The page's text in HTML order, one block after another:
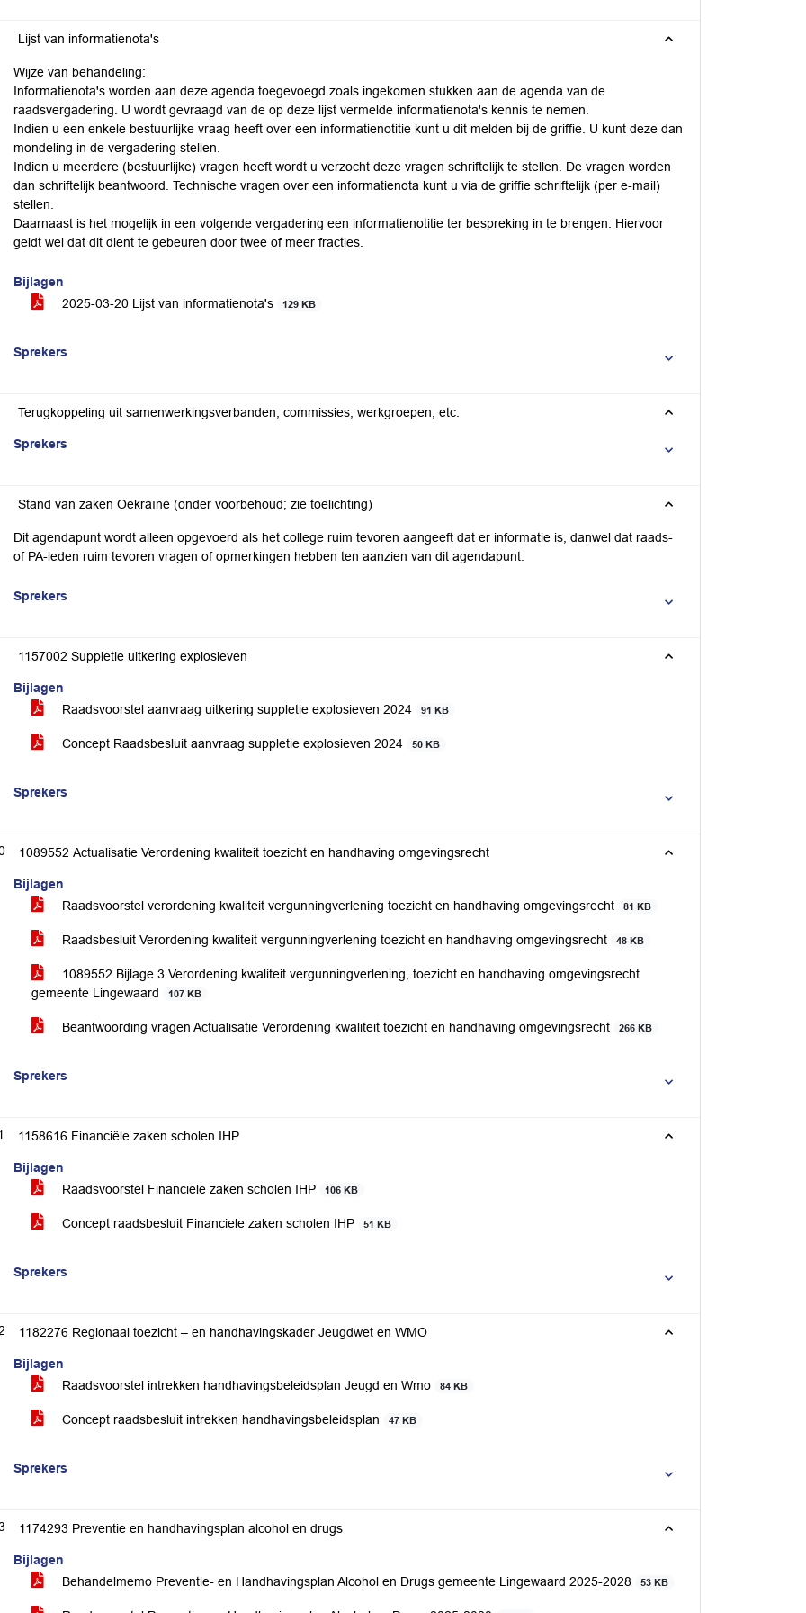
Lijst van informatienota's
Wijze van behandeling:
Informatienota's worden aan deze agenda toegevoegd zoals ingekomen stukken aan de agenda van de
raadsvergadering. U wordt gevraagd van de op deze lijst vermelde informatienota's kennis te nemen.
Indien u een enkele bestuurlijke vraag heeft over een informatienotitie kunt u dit melden bij de griffie. U kunt deze dan
mondeling in de vergadering stellen.
Indien u meerdere (bestuurlijke) vragen heeft wordt u verzocht deze vragen schriftelijk te stellen. De vragen worden
dan schriftelijk beantwoord. Technische vragen over een informatienota kunt u via de griffie schriftelijk (per e-mail)
stellen.
Daarnaast is het mogelijk in een volgende vergadering een informatienotitie ter bespreking in te brengen. Hiervoor
geldt wel dat dit dient te gebeuren door twee of meer fracties.
Bijlagen
2025-03-20 Lijst van informatienota's
129 KB
Sprekers
Terugkoppeling uit samenwerkingsverbanden, commissies, werkgroepen, etc.
Sprekers
Stand van zaken Oekraïne (onder voorbehoud; zie toelichting)
Dit agendapunt wordt alleen opgevoerd als het college ruim tevoren aangeeft dat er informatie is, danwel dat raads-
of PA-leden ruim tevoren vragen of opmerkingen hebben ten aanzien van dit agendapunt.
Sprekers
1157002 Suppletie uitkering explosieven
Bijlagen
Raadsvoorstel aanvraag uitkering suppletie explosieven 2024
91 KB
Concept Raadsbesluit aanvraag suppletie explosieven 2024 50 KB
Sprekers
1089552 Actualisatie Verordening kwaliteit toezicht en handhaving omgevingsrecht
Bijlagen
Raadsvoorstel verordening kwaliteit vergunningverlening toezicht en handhaving omgevingsrecht
81 KB
Raadsbesluit Verordening kwaliteit vergunningverlening toezicht en handhaving omgevingsrecht 48 KB
1089552 Bijlage 3 Verordening kwaliteit vergunningverlening, toezicht en handhaving omgevingsrecht
gemeente Lingewaard
107 KB
Beantwoording vragen Actualisatie Verordening kwaliteit toezicht en handhaving omgevingsrecht 266 KB
Sprekers
1158616 Financiële zaken scholen IHP
Bijlagen
Raadsvoorstel Financiele zaken scholen IHP
106 KB
Concept raadsbesluit Financiele zaken scholen IHP 51 KB
Sprekers
1182276 Regionaal toezicht – en handhavingskader Jeugdwet en WMO
Bijlagen
Raadsvoorstel intrekken handhavingsbeleidsplan Jeugd en Wmo
84 KB
Concept raadsbesluit intrekken handhavingsbeleidsplan 47 KB
Sprekers
1174293 Preventie en handhavingsplan alcohol en drugs
Bijlagen
Behandelmemo Preventie- en Handhavingsplan Alcohol en Drugs gemeente Lingewaard 2025-2028
53 KB